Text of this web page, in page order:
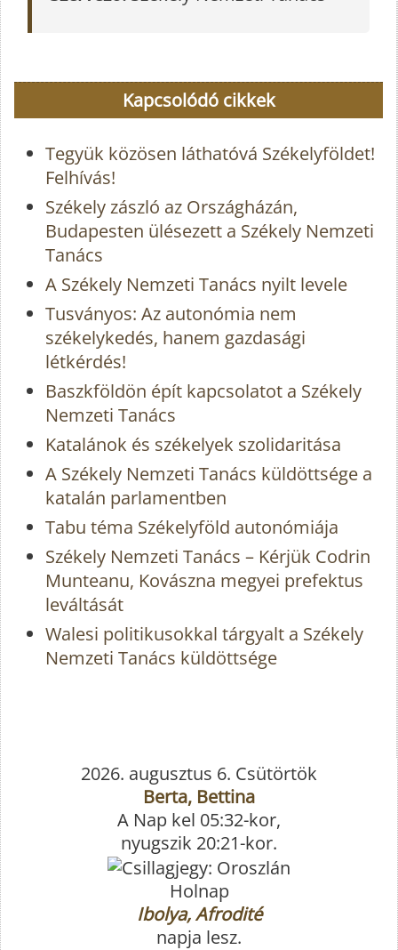
Kapcsolódó cikkek
Tegyük közösen láthatóvá Székelyföldet!
Felhívás!
Székely zászló az Országházán,
Budapesten ülésezett a Székely Nemzeti
Tanács
A Székely Nemzeti Tanács nyilt levele
Tusványos: Az autonómia nem
székelykedés, hanem gazdasági
létkérdés!
Baszkföldön épít kapcsolatot a Székely
Nemzeti Tanács
Katalánok és székelyek szolidaritása
A Székely Nemzeti Tanács küldöttsége a
katalán parlamentben
Tabu téma Székelyföld autonómiája
Székely Nemzeti Tanács – Kérjük Codrin
Munteanu, Kovászna megyei prefektus
leváltását
Walesi politikusokkal tárgyalt a Székely
Nemzeti Tanács küldöttsége
2026. augusztus 6. Csütörtök
Berta, Bettina
A Nap kel 05:32-kor,
nyugszik 20:21-kor.
Holnap
Ibolya, Afrodité
napja lesz.